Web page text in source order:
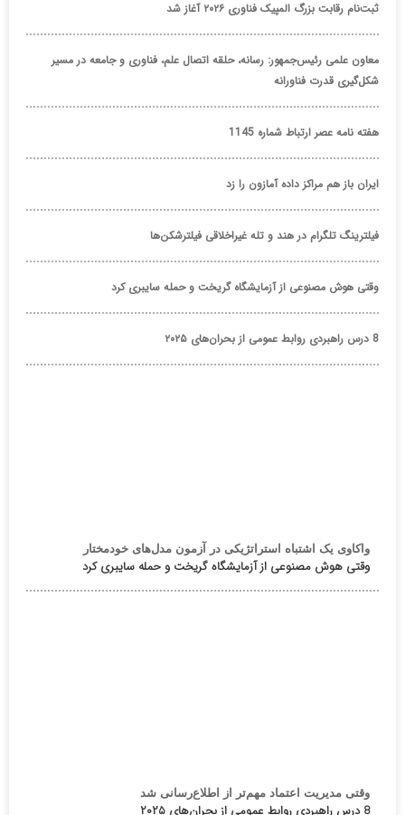
ثبت‌نام رقابت بزرگ المپیک فناوری ۲۰۲۶ آغاز شد
معاون علمی رئیس‌جمهور: رسانه، حلقه اتصال علم، فناوری و جامعه در مسیر
شکل‌گیری قدرت فناورانه
هفته نامه عصر ارتباط شماره 1145
ایران باز هم مراکز داده آمازون را زد
فیلترینگ تلگرام در هند و تله غیراخلاقی فیلترشکن‌ها
وقتی هوش مصنوعی از آزمایشگاه گریخت و حمله سایبری کرد
8 درس راهبردی روابط عمومی از بحران‌های ۲۰۲۵
واکاوی یک اشتباه استراتژیکی در آزمون مدل‌های خودمختار
وقتی هوش مصنوعی از آزمایشگاه گریخت و حمله سایبری کرد
وقتی مدیریت اعتماد مهم‌تر از اطلاع‌رسانی شد
8 درس راهبردی روابط عمومی از بحران‌های ۲۰۲۵